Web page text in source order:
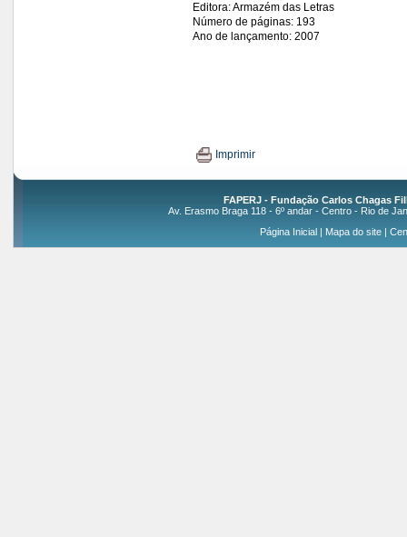
Editora: Armazém das Letras
Número de páginas: 193
Ano de lançamento: 2007
Imprimir
FAPERJ - Fundação Carlos Chagas
Av. Erasmo Braga 118 - 6º andar - Centro - Rio de
Página Inicial| Mapa do site|